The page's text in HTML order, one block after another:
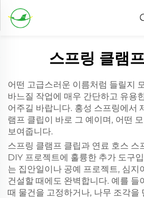
스프링 클램
어떤 고급스러운 이름처럼 들릴지
바느질 작업에 매우 간단하고 유용
어주길 바랍니다. 홍성 스프링에서
램프 클립이 바로 그 예이며, 어떤
보여줍니다.
스프링 클램프 클립과 연료 호스 스
DIY 프로젝트에 훌륭한 추가 도구
는 집안일이나 공예 프로젝트, 심지
건설할 때에도 완벽합니다. 예를 들
때 물건을 고정하거나, 나무 조각을